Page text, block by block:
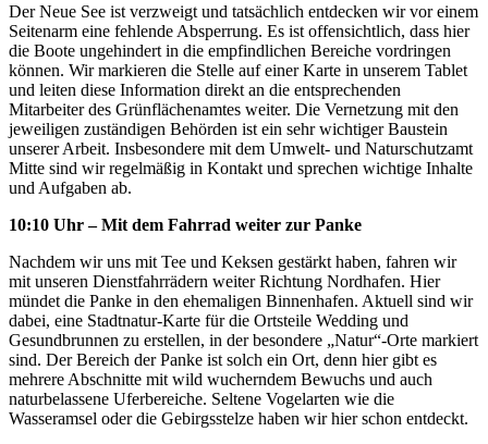
Der Neue See ist verzweigt und tatsächlich entdecken wir vor einem
Seitenarm eine fehlende Absperrung. Es ist offensichtlich, dass hier
die Boote ungehindert in die empfindlichen Bereiche vordringen
können. Wir markieren die Stelle auf einer Karte in unserem Tablet
und leiten diese Information direkt an die entsprechenden
Mitarbeiter des Grünflächenamtes weiter. Die Vernetzung mit den
jeweiligen zuständigen Behörden ist ein sehr wichtiger Baustein
unserer Arbeit. Insbesondere mit dem Umwelt- und Naturschutzamt
Mitte sind wir regelmäßig in Kontakt und sprechen wichtige Inhalte
und Aufgaben ab.
10:10 Uhr – Mit dem Fahrrad weiter zur Panke
Nachdem wir uns mit Tee und Keksen gestärkt haben, fahren wir
mit unseren Dienstfahrrädern weiter Richtung Nordhafen. Hier
mündet die Panke in den ehemaligen Binnenhafen. Aktuell sind wir
dabei, eine Stadtnatur-Karte für die Ortsteile Wedding und
Gesundbrunnen zu erstellen, in der besondere „Natur“-Orte markiert
sind. Der Bereich der Panke ist solch ein Ort, denn hier gibt es
mehrere Abschnitte mit wild wucherndem Bewuchs und auch
naturbelassene Uferbereiche. Seltene Vogelarten wie die
Wasseramsel oder die Gebirgsstelze haben wir hier schon entdeckt.